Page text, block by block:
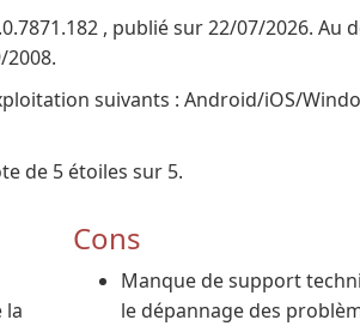
, publié sur 22/07/2026. Au
suivants : Android/iOS/
de 5 étoiles sur 5.
la
Cons
Manque de support
le dépannage des